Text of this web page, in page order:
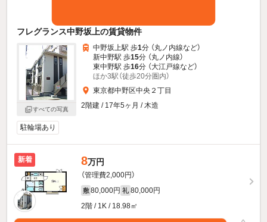
フレグランス中野坂上の賃貸物件
すべての写真
中野坂上駅 歩1分 （丸ノ内線など）
新中野駅 歩15分 （丸ノ内線）
東中野駅 歩16分 （大江戸線など）
ほか3駅（徒歩20分圏内）
東京都中野区中央２丁目
2階建 / 17年5ヶ月 / 木造
駐輪場あり
新着 8万円
（管理費2,000円）
敷 80,000円 礼 80,000円
2階 / 1K / 18.98㎡